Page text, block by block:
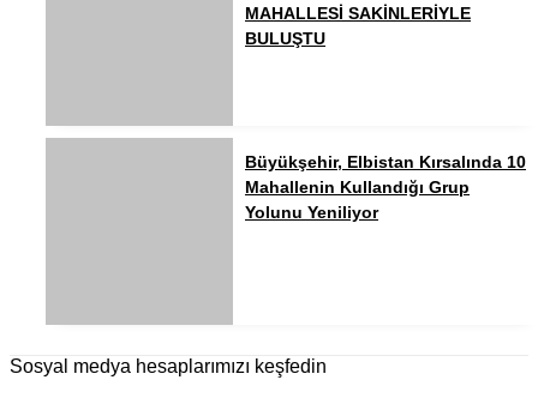
MAHALLESİ SAKİNLERİYLE
BULUŞTU
Büyükşehir, Elbistan Kırsalında 10
Mahallenin Kullandığı Grup
Yolunu Yeniliyor
Sosyal medya hesaplarımızı keşfedin